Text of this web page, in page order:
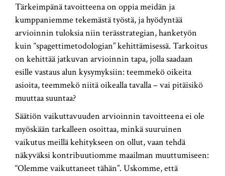
Tärkeimpänä tavoitteena on oppia meidän ja
kumppaniemme tekemästä työstä, ja hyödyntää
arvioinnin tuloksia niin terässtrategian, hanketyön
kuin “spagettimetodologian” kehittämisessä. Tarkoitus
on kehittää jatkuvan arvioinnin tapa, jolla saadaan
esille vastaus alun kysymyksiin: teemmekö oikeita
asioita, teemmekö niitä oikealla tavalla – vai pitäisikö
muuttaa suuntaa?
Säätiön vaikuttavuuden arvioinnin tavoitteena ei ole
myöskään tarkalleen osoittaa, minkä suuruinen
vaikutus meillä kehitykseen on ollut, vaan tehdä
näkyväksi kontribuutiomme maailman muuttumiseen:
“Olemme vaikuttaneet tähän”. Uskomme, että